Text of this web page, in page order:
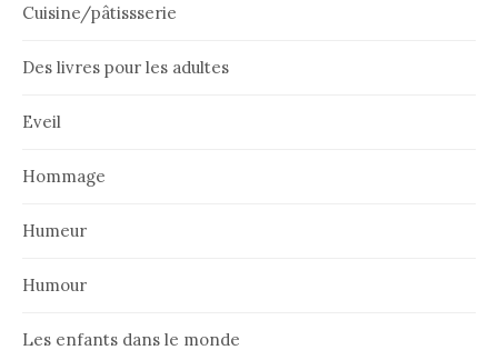
Cuisine/pâtissserie
Des livres pour les adultes
Eveil
Hommage
Humeur
Humour
Les enfants dans le monde